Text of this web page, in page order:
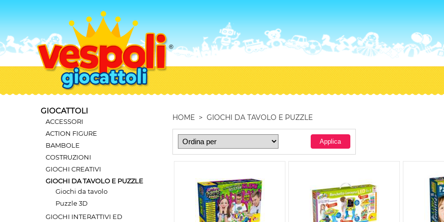
GIOCATTOLI
ACCESSORI
ACTION FIGURE
BAMBOLE
COSTRUZIONI
GIOCHI CREATIVI
GIOCHI DA TAVOLO E PUZZLE
Giochi da tavolo
Puzzle 3D
GIOCHI INTERATTIVI ED
HOME > GIOCHI DA TAVOLO E PUZZLE